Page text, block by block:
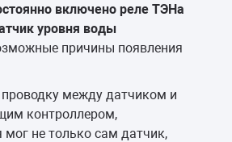
включено реле ТЭНа
уровня воды
причины появления
проводку между датчиком и
контроллером,
мог не только сам датчик,